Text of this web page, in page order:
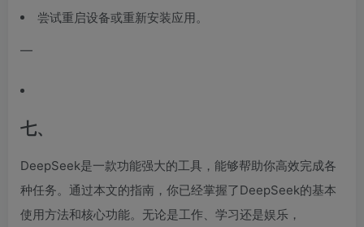
尝试重启设备或重新安装应用。
—
七、
DeepSeek是一款功能强大的工具，能够帮助你高效完成各
种任务。通过本文的指南，你已经掌握了DeepSeek的基本
使用方法和核心功能。无论是工作、学习还是娱乐，